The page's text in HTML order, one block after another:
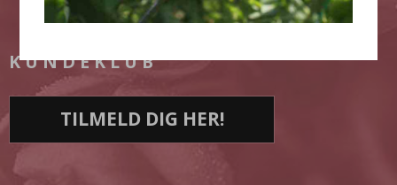
KUNDEKLUB
TILMELD DIG HER!